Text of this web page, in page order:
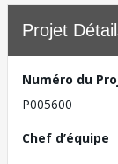
Projet
Numéro du
P005600
Chef d’équipe